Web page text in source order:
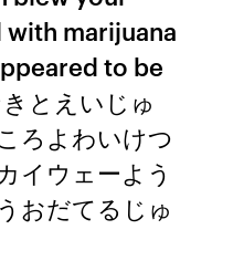
marijuana
to be
とえいじゅ
ろよわいけつ
イウェーよう
おだてるじゅ